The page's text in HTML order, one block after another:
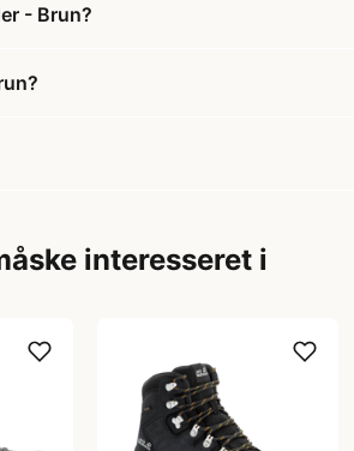
- Brun?
interesseret i